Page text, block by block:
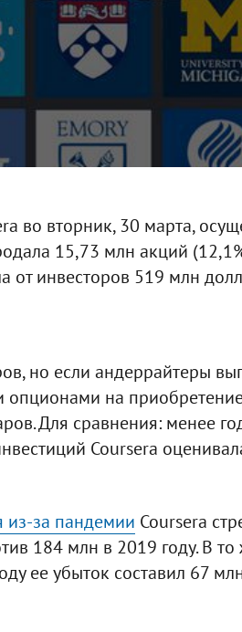
во вторник, 30 марта,
15,73 млн акций
от инвесторов 519 млн
но если андеррайтеры
на
Для сравнения: менее
Coursera
из-за пандемии Coursera
184 млн в 2019 году. В
ее убыток составил 67